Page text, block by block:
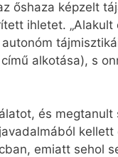
őshaza képzelt
ihletet.
című alkotása), s
és
emiatt sehol